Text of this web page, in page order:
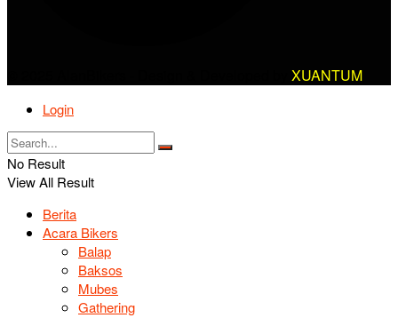
XUANTUM
Login
No Result
View All Result
Berita
Acara Bikers
Balap
Baksos
Mubes
Gathering